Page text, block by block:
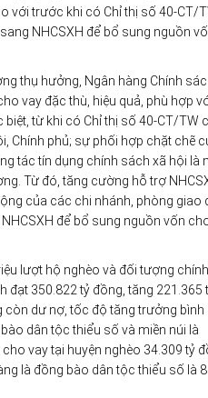
với trước khi có Chỉ thị số 40-CT/
NHCSXH để bổ sung nguồn
thụ hưởng, Ngân hàng Chính
vay đặc thù, hiệu quả, phù hợp
từ khi có Chỉ thị số 40-CT/TW
Chính phủ; sự phối hợp chặt chẽ
tác tín dụng chính sách xã hội là
Từ đó, tăng cường hỗ trợ
của các chi nhánh, phòng giao
để bổ sung nguồn vốn
lượt hộ nghèo và đối tượng
350.822 tỷ đồng, tăng 221.365
dư nợ, tốc độ tăng trưởng bình
dân tộc thiểu số và miền núi là
vay tại huyện nghèo 34.309 tỷ
là đồng bào dân tộc thiểu số là